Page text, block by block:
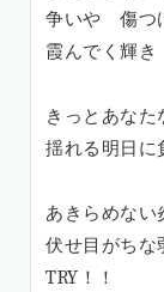
争いや 傷つ
霞んでく輝
きっとあな
揺れる明日
あきらめない
伏せ目がち
TRY！！